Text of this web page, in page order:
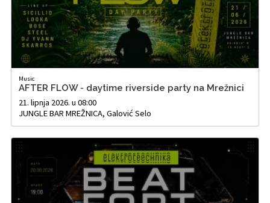
Music
AFTER FLOW - daytime riverside party na Mrežnici
21. lipnja 2026. u 08:00
JUNGLE BAR MREŽNICA, Galović Selo